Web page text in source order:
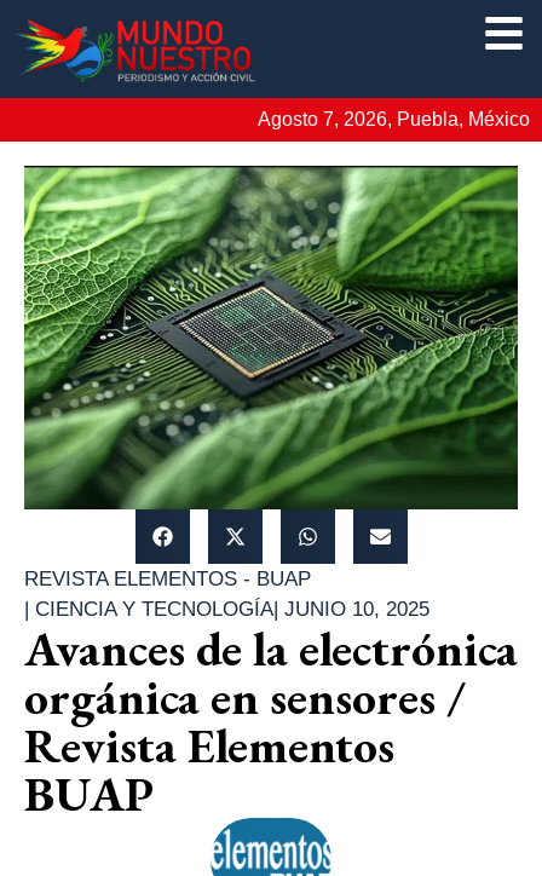
Agosto 7, 2026, Puebla, México
REVISTA ELEMENTOS - BUAP
CIENCIA Y TECNOLOGÍA| JUNIO 10, 2025
Avances de la electrónica
orgánica en sensores /
Revista Elementos
BUAP